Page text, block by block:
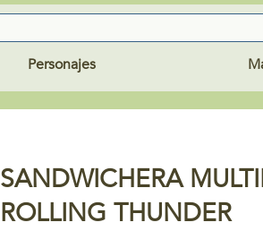
Personajes
SANDWICHERA
ROLLING THUNDER